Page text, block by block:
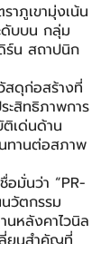
าภูเขามุ่งเน้น
ดับบน กลุ่ม
ร์น สถาปนิก
ดุก่อสร้างที่
ะสิทธิภาพการ
เด่นด้าน
ทานต่อสภาพ
อมั่นว่า “PR-
วัตกรรม
หลังคาไวนิล
ลี่ยนสำคัญที่